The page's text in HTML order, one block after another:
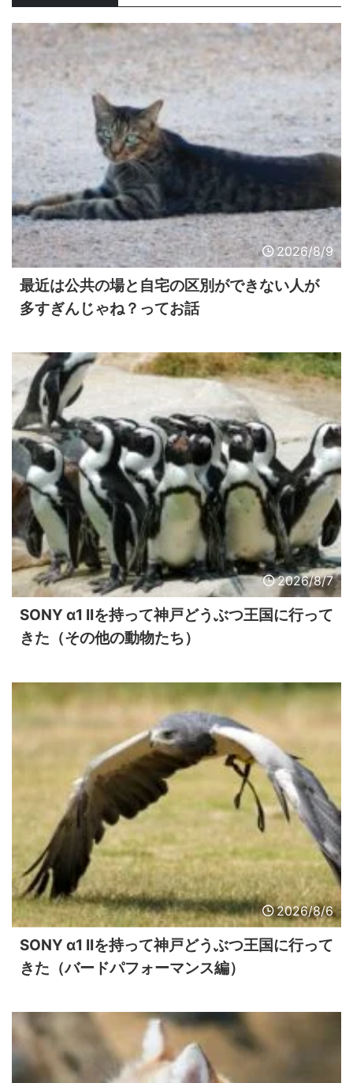
2026/8/9
最近は公共の場と自宅の区別ができない人が
多すぎんじゃね？ってお話
2026/8/7
SONY α1 IIを持って神戸どうぶつ王国に行って
きた（その他の動物たち）
2026/8/6
SONY α1 IIを持って神戸どうぶつ王国に行って
きた（バードパフォーマンス編）